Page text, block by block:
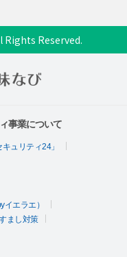
Rights Reserved.